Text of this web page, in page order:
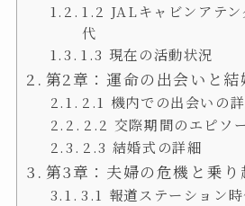
1.2 JALキャビンアテ
代
1.3 現在の活動状況
第2章：運命の出会いと結
2.1 機内での出会いの
2.2 交際期間のエピソ
2.3 結婚式の詳細
第3章：夫婦の危機と乗り
3.1 報道ステーション